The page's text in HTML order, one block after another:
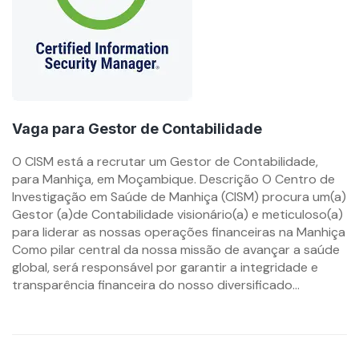
Vaga para Gestor de Contabilidade
By
mzemprego.com
O CISM está a recrutar um Gestor de Contabilidade,
para Manhiça, em Moçambique. Descrição O Centro de
Investigação em Saúde de Manhiça (CISM) procura um(a)
Gestor (a)de Contabilidade visionário(a) e meticuloso(a)
para liderar as nossas operações financeiras na Manhiça
Como pilar central da nossa missão de avançar a saúde
global, será responsável por garantir a integridade e
transparência financeira do nosso diversificado...